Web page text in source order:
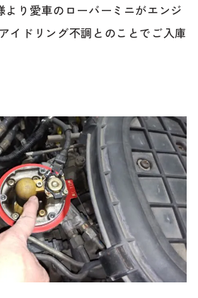
連絡方法意外にも、オンラインで
にて、オンラインでのご連絡をご
より愛車のローバーミニがエンジ
イドリング不調とのことでご入庫